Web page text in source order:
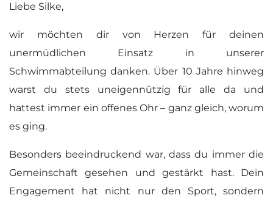
Liebe Silke,
wir möchten dir von Herzen für deinen
unermüdlichen Einsatz in unserer
Schwimmabteilung danken. Über 10 Jahre hinweg
warst du stets uneigennützig für alle da und
hattest immer ein offenes Ohr – ganz gleich, worum
es ging.
Besonders beeindruckend war, dass du immer die
Gemeinschaft gesehen und gestärkt hast. Dein
Engagement hat nicht nur den Sport, sondern